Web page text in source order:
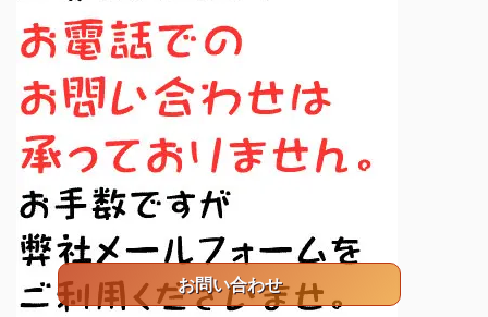
お問い合わせ